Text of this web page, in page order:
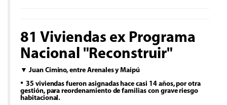
81 Viviendas ex Programa
Nacional "Reconstruir"
▼ Juan Cimino, entre Arenales y Maipú
• 35 viviendas fueron asignadas hace casi 14 años, por otra
gestión, para reordenamiento de familias con grave riesgo
habitacional.